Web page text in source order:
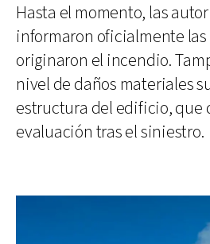
Hasta el momento, las
informaron oficialmente las
originaron el incendio.
nivel de daños materiales
estructura del edificio, que
evaluación tras el siniestro.